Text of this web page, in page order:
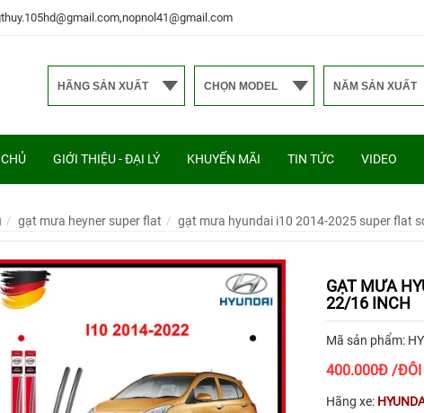
GIỚI THIỆU - ĐẠI LÝ KHUYẾN MÃI TIN TỨC VIDEO
gạt mưa heyner super flat gạt mưa hyundai i10 2014-2025 super flat
GẠT MƯA
22/16 INCH
Mã sản phẩm:
400.000Đ /ĐÔI
Hãng xe: